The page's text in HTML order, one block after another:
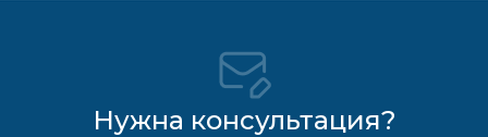
Нужна консультация?